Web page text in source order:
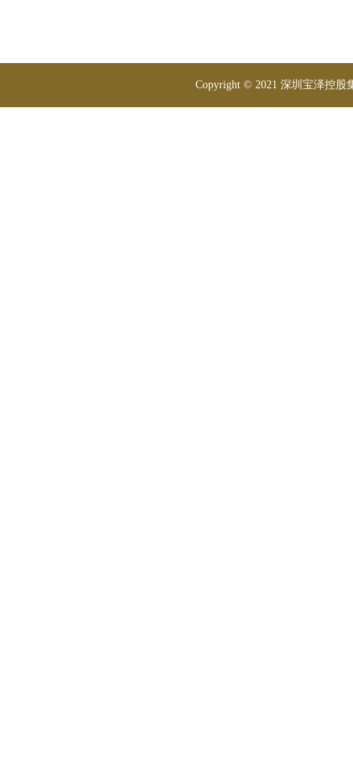
Copyright © 2021 深圳宝泽控股